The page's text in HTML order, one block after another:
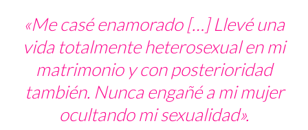
«Me casé enamorado […] Llevé una
vida totalmente heterosexual en mi
matrimonio y con posterioridad
también. Nunca engañé a mi mujer
ocultando mi sexualidad».